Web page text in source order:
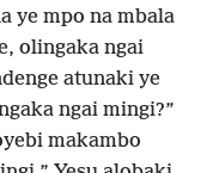
ye mpo na mbala
olingaka ngai
atunaki ye
ngai mingi?”
makambo